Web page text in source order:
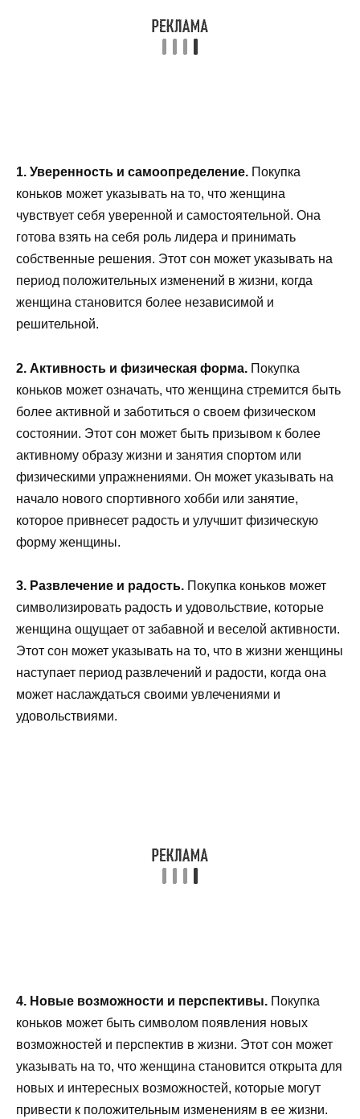
1. Уверенность и самоопределение. Покупка
коньков может указывать на то, что женщина
чувствует себя уверенной и самостоятельной. Она
готова взять на себя роль лидера и принимать
собственные решения. Этот сон может указывать на
период положительных изменений в жизни, когда
женщина становится более независимой и
решительной.
2. Активность и физическая форма. Покупка
коньков может означать, что женщина стремится быть
более активной и заботиться о своем физическом
состоянии. Этот сон может быть призывом к более
активному образу жизни и занятия спортом или
физическими упражнениями. Он может указывать на
начало нового спортивного хобби или занятие,
которое привнесет радость и улучшит физическую
форму женщины.
3. Развлечение и радость. Покупка коньков может
символизировать радость и удовольствие, которые
женщина ощущает от забавной и веселой активности.
Этот сон может указывать на то, что в жизни женщины
наступает период развлечений и радости, когда она
может наслаждаться своими увлечениями и
удовольствиями.
4. Новые возможности и перспективы. Покупка
коньков может быть символом появления новых
возможностей и перспектив в жизни. Этот сон может
указывать на то, что женщина становится открыта для
новых и интересных возможностей, которые могут
привести к положительным изменениям в ее жизни.